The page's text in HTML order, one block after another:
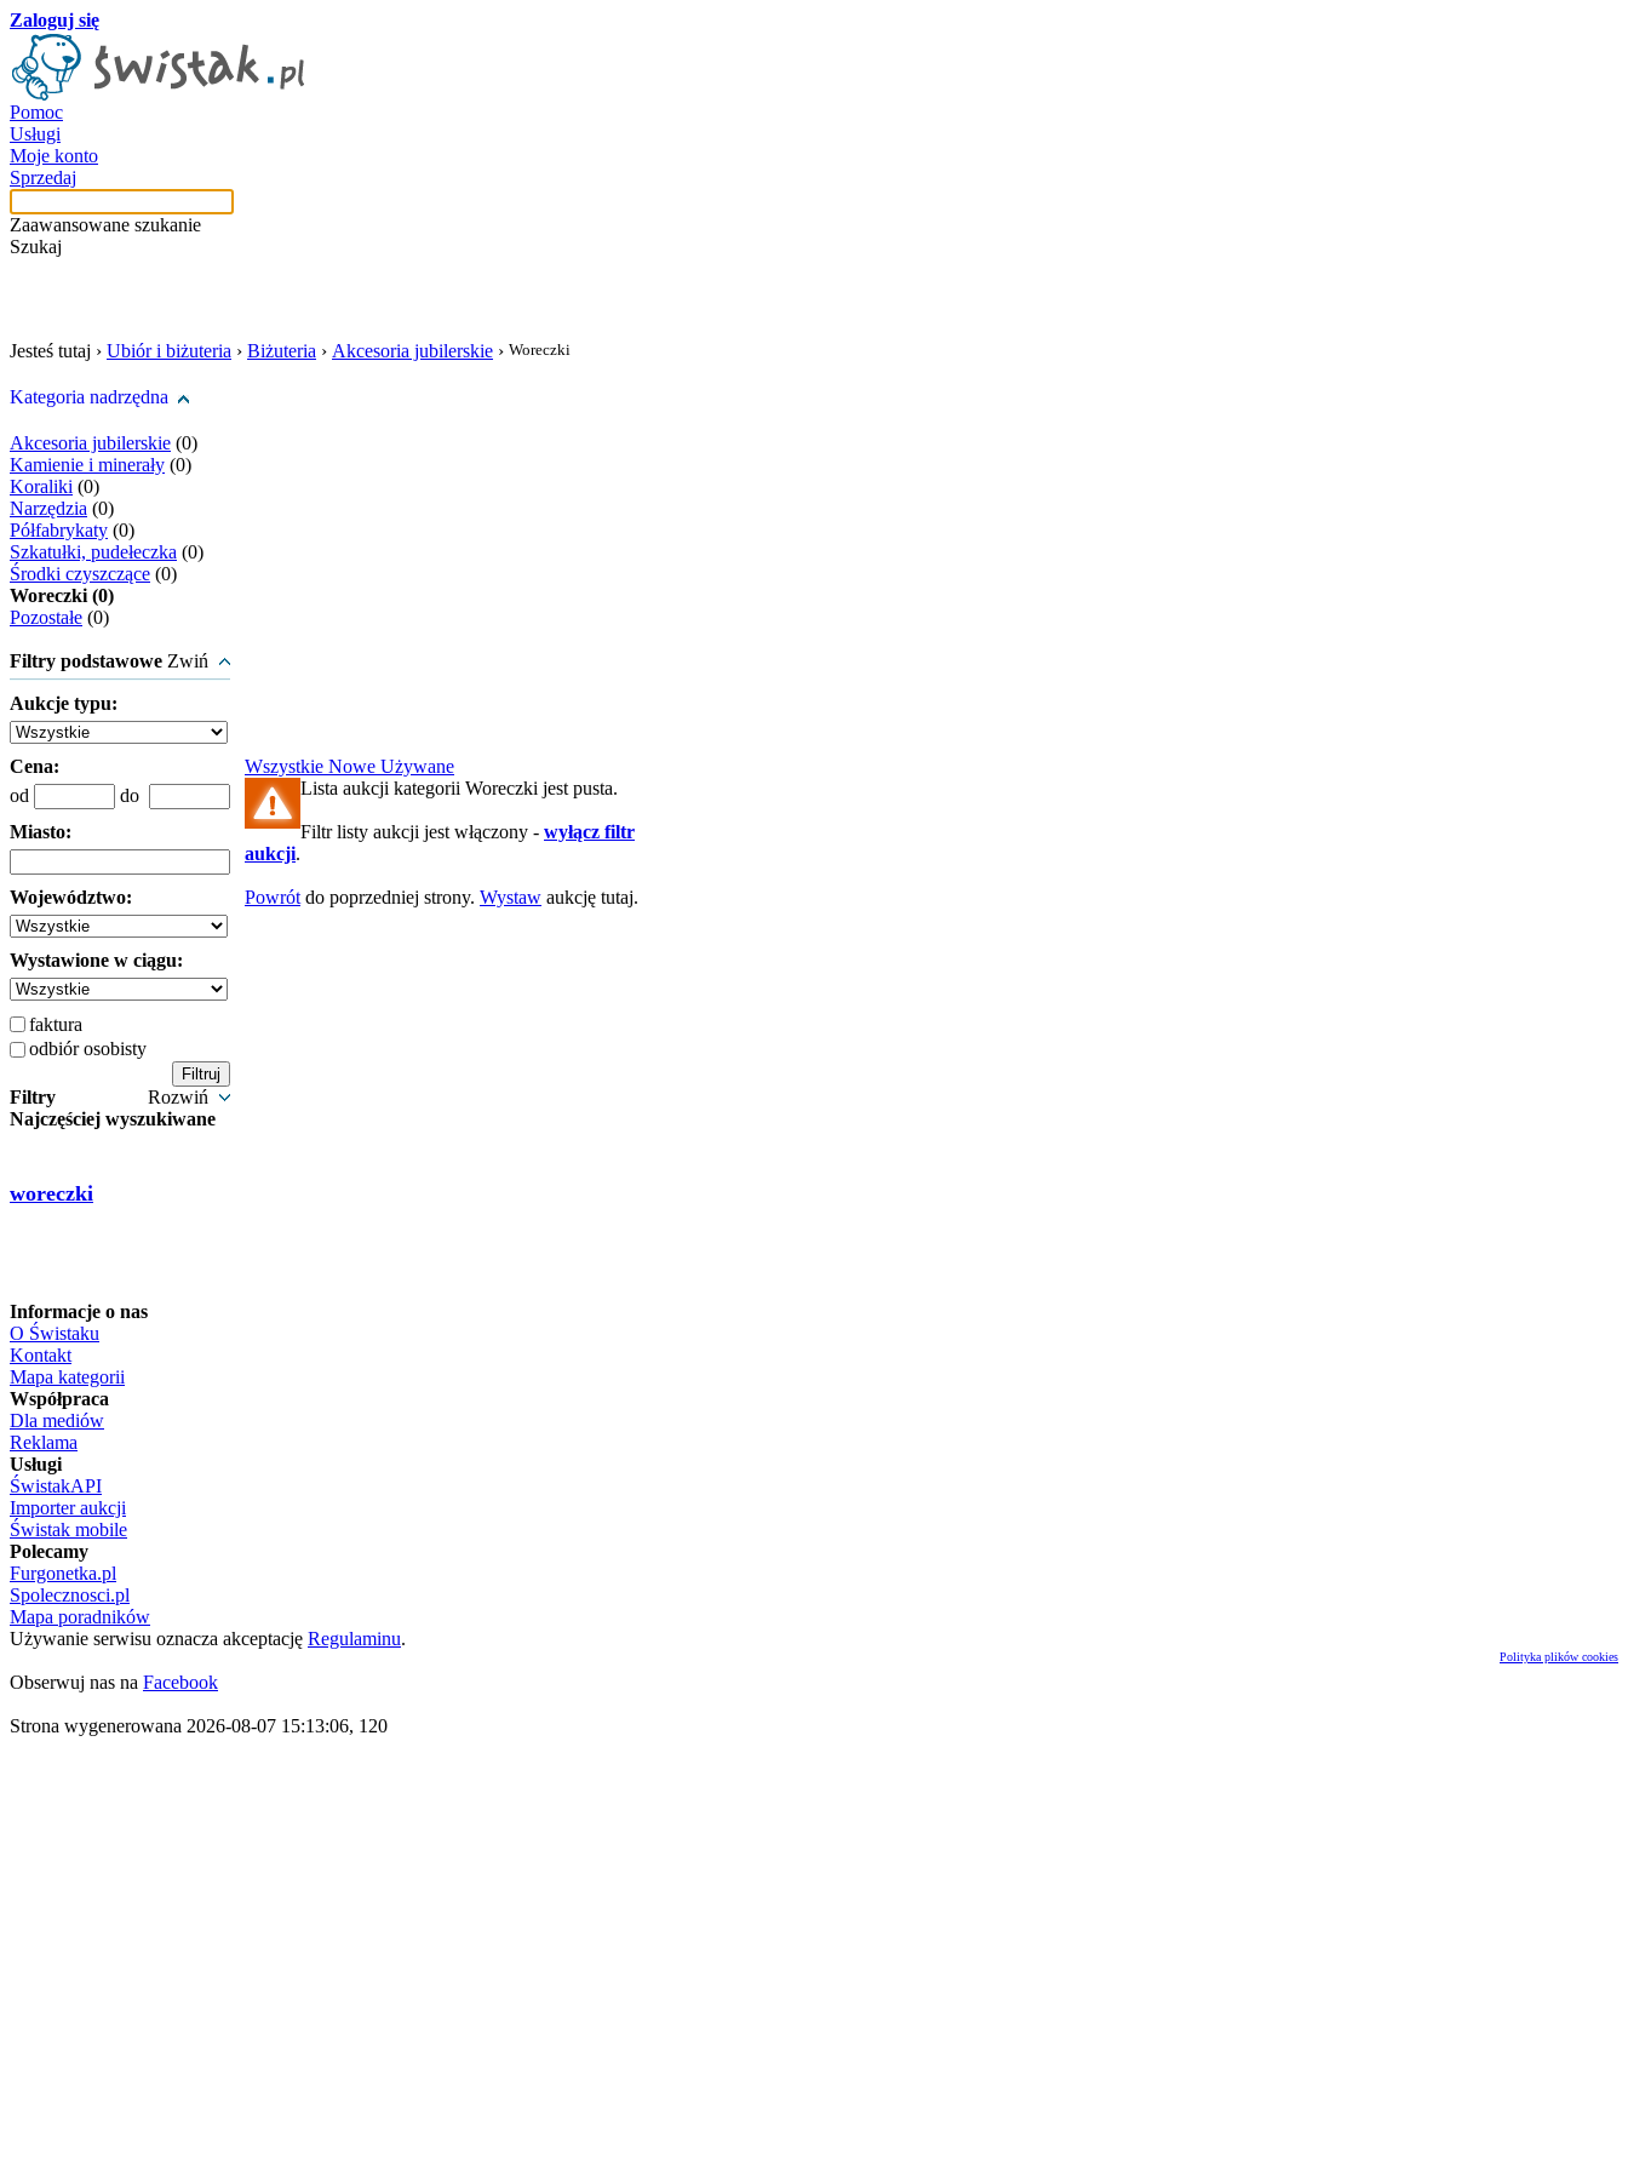
Zaloguj się
Pomoc
Usługi
Moje konto
Sprzedaj
Zaawansowane szukanie
Szukaj
Jesteś tutaj › Ubiór i biżuteria › Biżuteria › Akcesoria jubilerskie › Woreczki
Kategoria nadrzędna
Akcesoria jubilerskie (0)
Kamienie i minerały (0)
Koraliki (0)
Narzędzia (0)
Półfabrykaty (0)
Szkatułki, pudełeczka (0)
Środki czyszczące (0)
Woreczki (0)
Pozostałe (0)
Filtry podstawowe Zwiń
Aukcje typu:
Cena:
od
do
Miasto:
Województwo:
Wystawione w ciągu:
faktura
odbiór osobisty
Filtry
Rozwiń
Najczęściej wyszukiwane
woreczki
Wszystkie Nowe Używane
Lista aukcji kategorii Woreczki jest pusta.
Filtr listy aukcji jest włączony - wyłącz filtr
aukcji.
Powrót do poprzedniej strony. Wystaw aukcję tutaj.
Informacje o nas
O Świstaku
Kontakt
Mapa kategorii
Współpraca
Dla mediów
Reklama
Usługi
ŚwistakAPI
Importer aukcji
Świstak mobile
Polecamy
Furgonetka.pl
Spolecznosci.pl
Mapa poradników
Używanie serwisu oznacza akceptację Regulaminu.
Polityka plików cookies
Obserwuj nas na Facebook
Strona wygenerowana 2026-08-07 15:13:06, 120